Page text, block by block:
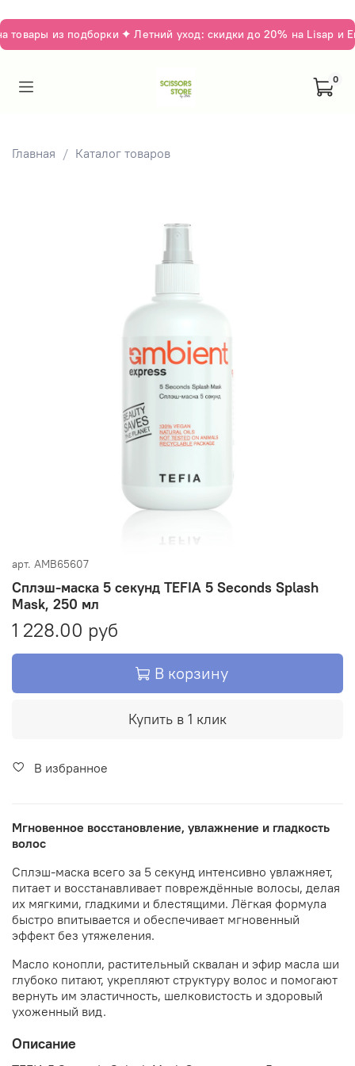
из подборки ✦ Летний уход: скидки до 20% на Lisap и
0
Главная Каталог товаров
арт. AMB65607
Сплэш-маска 5 секунд TEFIA 5 Seconds Splash
Mask, 250 мл
1 228.00 руб
В корзину
Купить в 1 клик
В избранное
Мгновенное восстановление, увлажнение и гладкость
волос
Сплэш-маска всего за 5 секунд интенсивно увлажняет,
питает и восстанавливает повреждённые волосы, делая
их мягкими, гладкими и блестящими. Лёгкая формула
быстро впитывается и обеспечивает мгновенный
эффект без утяжеления.
Масло конопли, растительный сквалан и эфир масла ши
глубоко питают, укрепляют структуру волос и помогают
вернуть им эластичность, шелковистость и здоровый
ухоженный вид.
Описание